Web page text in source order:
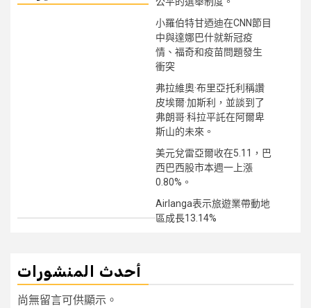
小羅伯特甘迺迪在CNN節目
中與達娜巴什就新冠疫
情、福奇和疫苗問題發生
衝突
弗拉維奧·布里亞托利稱讚
皮埃爾·加斯利，並談到了
弗朗哥·科拉平託在阿爾卑
斯山的未來。
美元兌雷亞爾收在5.11，巴
西巴西股市本週一上漲
0.80%。
Airlanga表示旅遊業帶動地
區成長13.14%
أحدث المنشورات
尚無留言可供顯示。